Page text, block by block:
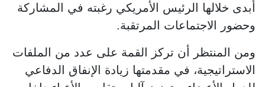
أبدى خلالها الرئيس الأمريكي رغبته في المشاركة
وحضور الاجتماعات المرتقبة.
ومن المنتظر أن تركز القمة على عدد من الملفات
الاستراتيجية، في مقدمتها زيادة الإنفاق الدفاعي